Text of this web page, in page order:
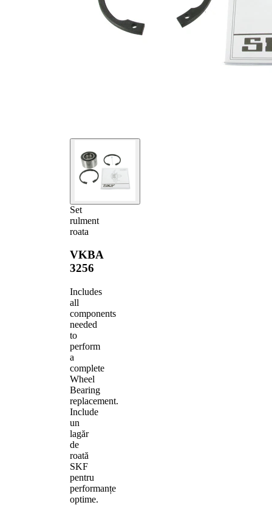
Set
rulment
roata
VKBA
3256
Includes
all
components
needed
to
perform
a
complete
Wheel
Bearing
replacement.
Include
un
lagăr
de
roată
SKF
pentru
performanțe
optime.